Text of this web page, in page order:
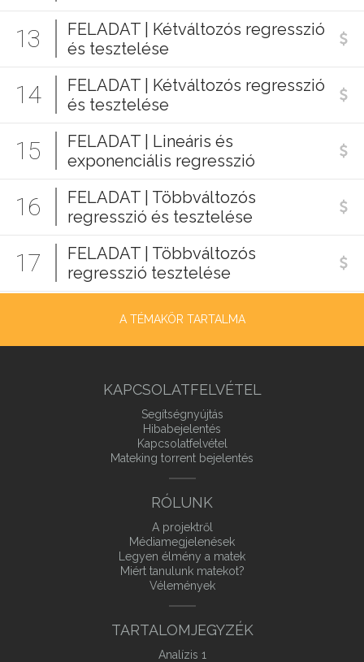
13
FELADAT | Kétváltozós regresszió
és tesztelése
14
FELADAT | Kétváltozós regresszió
és tesztelése
15
FELADAT | Lineáris és
exponenciális regresszió
16
FELADAT | Többváltozós
regresszió és tesztelése
17
FELADAT | Többváltozós
regresszió tesztelése
A TÉMAKÖR TARTALMA
KAPCSOLATFELVÉTEL
Segítségnyújtás
Hibabejelentés
Kapcsolatfelvétel
Mateking torrent bejelentés
RÓLUNK
A projektről
Médiamegjelenések
Legyen élmény a matek
Miért tanulunk matekot?
Vélemények
TARTALOMJEGYZÉK
Analízis 1